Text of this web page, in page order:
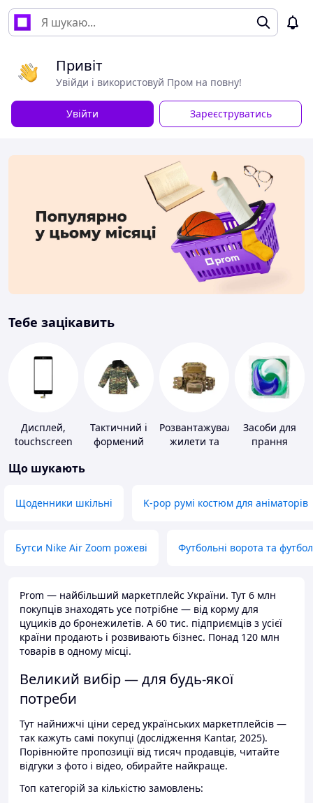
Привіт
Увійди і використовуй Пром на повну!
Увійти Зареєструватись
Тебе зацікавить
Дисплей,
touchscreen
Тактичний і
формений
Розвантажувальні
жилети та
Засоби для
прання
Що шукають
Щоденники шкільні K-pop румі костюм для аніматорів
Бутси Nike Air Zoom рожеві Футбольні ворота та
Prom — найбільший маркетплейс України. Тут 6 млн
покупців знаходять усе потрібне — від корму для
цуциків до бронежилетів. А 60 тис. підприємців з усієї
країни продають і розвивають бізнес. Понад 120 млн
товарів в одному місці.
Великий вибір — для будь-якої
потреби
Тут найнижчі ціни серед українських маркетплейсів —
так кажуть самі покупці (дослідження Kantar, 2025).
Порівнюйте пропозиції від тисяч продавців, читайте
відгуки з фото і відео, обирайте найкраще.
Топ категорій за кількістю замовлень: